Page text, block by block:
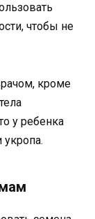
чтобы не
кроме
у ребенка